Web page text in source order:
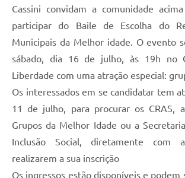
Relatório Ouvidoria 2021
Relatório Ouvidoria 2022
Relatório Ouvidoria 2024
Galeria de Fotos
Negócios
Cassini convidam a comunidade
participar do Baile de Escolha do
Municipais da Melhor idade. O evento
sábado, dia 16 de julho, às 19h no
Liberdade com uma atração especial:
Os interessados em se candidatar tem
11 de julho, para procurar os CRAS,
Grupos da Melhor Idade ou a
Inclusão Social, diretamente com
realizarem a sua inscrição
Os ingressos estão disponíveis e podem